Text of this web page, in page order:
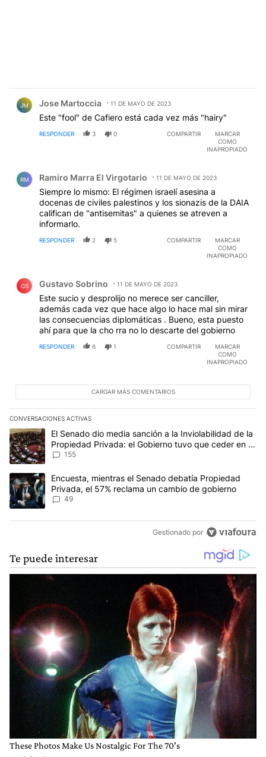
JM Jose Martoccia 11 DE MAYO DE 2023
Este "fool" de Cafiero está cada vez más "hairy"
RESPONDER 3 0 COMPARTIR
MARCAR
COMO
INAPROPIADO
RM Ramiro Marra El Virgotario 11 DE MAYO DE 2023
Siempre lo mismo: El régimen israelí asesina a
docenas de civiles palestinos y los sionazis de la DAIA
califican de "antisemitas" a quienes se atreven a
informarlo.
RESPONDER 2 5 COMPARTIR
MARCAR
COMO
INAPROPIADO
GS Gustavo Sobrino 11 DE MAYO DE 2023
Este sucio y desprolijo no merece ser canciller,
además cada vez que hace algo lo hace mal sin mirar
las consecuencias diplomáticas . Bueno, esta puesto
ahí para que la cho rra no lo descarte del gobierno
RESPONDER 6 1 COMPARTIR
MARCAR
COMO
INAPROPIADO
CARGAR MÁS COMENTARIOS
CONVERSACIONES ACTIVAS
Este listado muestra los artículos con más comentarios en los
Un artículo de tendencia con el título "El Senado dio media
El Senado dio media sanción a la Inviolabilidad de la
Propiedad Privada: el Gobierno tuvo que ceder en la
Ley del Manejo del Fuego
155
Un artículo de tendencia con el título "Encuesta, mientras el
Encuesta, mientras el Senado debatía Propiedad
Privada, el 57% reclama un cambio de gobierno
49
Gestionado por